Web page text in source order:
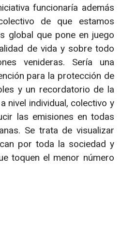
funcionaría además
de que estamos
global que pone en juego
de vida y sobre todo
venideras. Sería una
para la protección de
y un recordatorio de la
nivel individual, colectivo y
las emisiones en todas
Se trata de visualizar
por toda la sociedad y
toquen el menor número